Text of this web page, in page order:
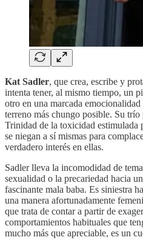
Kat Sadler, que crea, escribe y
intenta tener, al mismo tiempo, un
otro en una marcada
terreno más chungo posible. Su trío
Trinidad de la toxicidad estimulada
se niegan a sí mismas para
verdadero interés en ellas.
Sadler lleva la incomodidad de
sexualidad o la precariedad hacia
fascinante mala baba. Es siniestra
una manera afortunadamente
que trata de contar a partir de
comportamientos habituales que
mucho más que apreciable, es un